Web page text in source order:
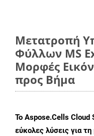
Μετατροπή
Φύλλων MS
Μορφές
προς Βήμα
Το Aspose.Cells Cloud
εύκολες λύσεις για